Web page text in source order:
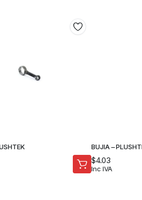
BUJIA –
$4.03
Inc IVA